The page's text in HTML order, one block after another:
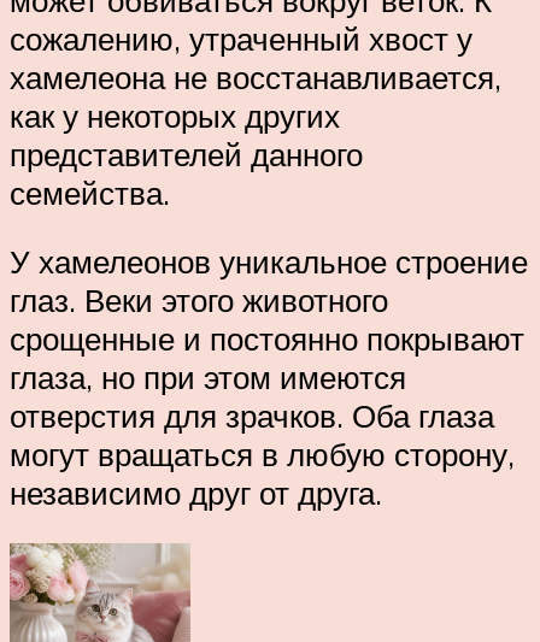
сожалению, утраченный хвост у
хамелеона не восстанавливается,
как у некоторых других
представителей данного
семейства.
У хамелеонов уникальное строение
глаз. Веки этого животного
срощенные и постоянно покрывают
глаза, но при этом имеются
отверстия для зрачков. Оба глаза
могут вращаться в любую сторону,
независимо друг от друга.